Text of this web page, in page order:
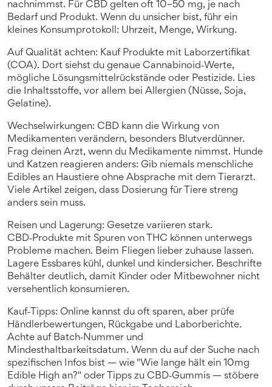
nachnimmst. Für CBD gelten oft 10–50 mg, je nach
Bedarf und Produkt. Wenn du unsicher bist, führ ein
kleines Konsumprotokoll: Uhrzeit, Menge, Wirkung.
Auf Qualität achten: Kauf Produkte mit Laborzertifikat
(COA). Dort siehst du genaue Cannabinoid‑Werte,
mögliche Lösungsmittelrückstände oder Pestizide. Lies
die Inhaltsstoffe, vor allem bei Allergien (Nüsse, Soja,
Gelatine).
Wechselwirkungen: CBD kann die Wirkung von
Medikamenten verändern, besonders Blutverdünner.
Frag deinen Arzt, wenn du Medikamente nimmst. Hunde
und Katzen reagieren anders: Gib niemals menschliche
Edibles an Haustiere ohne Absprache mit dem Tierarzt.
Viele Artikel zeigen, dass Dosierung für Tiere streng
anders sein muss.
Reisen und Lagerung: Gesetze variieren stark.
CBD‑Produkte mit Spuren von THC können unterwegs
Probleme machen. Beim Fliegen lieber zuhause lassen.
Lagere Essbares kühl, dunkel und kindersicher. Beschrifte
Behälter deutlich, damit Kinder oder Mitbewohner nicht
versehentlich konsumieren.
Kauf‑Tipps: Online kannst du oft sparen, aber prüfe
Händlerbewertungen, Rückgabe und Laborberichte.
Achte auf Batch‑Nummer und
Mindesthaltbarkeitsdatum. Wenn du auf der Suche nach
spezifischen Infos bist — wie "Wie lange hält ein 10mg
Edible High an?" oder Tipps zu CBD‑Gummis — stöbere